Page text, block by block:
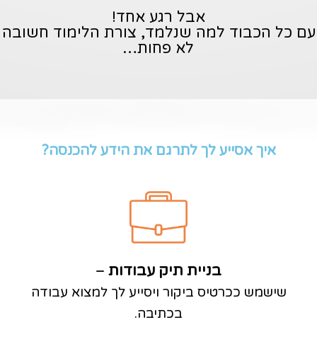
אבל רגע אחד!
עם כל הכבוד למה שנלמד, צורת הלימוד חשובה
לא פחות…
איך אסייע לך לתרגם את הידע להכנסה?
בניית תיק עבודות –
שישמש ככרטיס ביקור ויסייע לך למצוא עבודה
בכתיבה.